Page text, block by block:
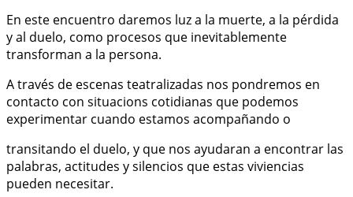
En este encuentro daremos luz a la muerte, a la pérdida
y al duelo, como procesos que inevitablemente
transforman a la persona.
A través de escenas teatralizadas nos pondremos en
contacto con situacions cotidianas que podemos
experimentar cuando estamos acompañando o
transitando el duelo, y que nos ayudaran a encontrar las
palabras, actitudes y silencios que estas viviencias
pueden necesitar.